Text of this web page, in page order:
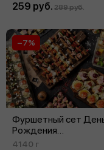
259 руб. 289 руб.
Фуршетный сет
Рождения
на 16‑20 персон
−7%
4140 г